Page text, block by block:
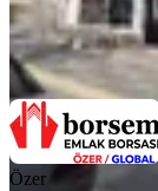
BORSEM ÖZER /
Ara
Özer